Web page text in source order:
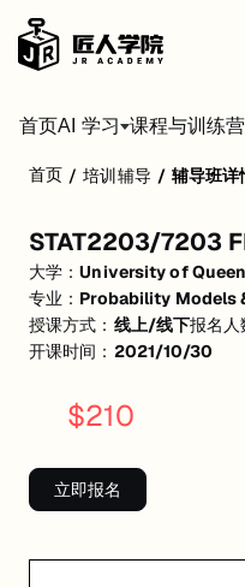
首页AI 学习 课程与训练营
活动形式: 线上/线下
开始日期: 2021/10/30
已有 4 名同学报名参加
关联课程:Probability Models &
匠人学院提供高质量的IT培训课
首页 / 培训辅导 / 辅导班详
STAT2203/7203
大学：University of
专业： Probability Models
授课方式： 线上/线下报名人
开课时间： 2021/10/30
$210
立即报名